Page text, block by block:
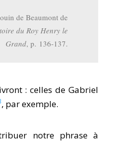
de Beaumont de
du Roy Henry le
Grand, p. 136-137.
: celles de Gabriel
, par exemple.
notre phrase à